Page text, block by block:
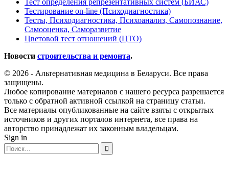
Тестирование on-line (Психодиагностика)
Тесты, Психодиагностика, Психоанализ, Самопознание,
Самооценка, Саморазвитие
Цветовой тест отношений (ЦТО)
Новости строительства и ремонта.
© 2026 - Альтернативная медицина в Беларуси. Все права
защищены.
Любое копирование материалов с нашего ресурса разрешается
только с обратной активной ссылкой на страницу статьи.
Все материалы опубликованные на сайте взяты с открытых
источников и других порталов интернета, все права на
авторство принадлежат их законным владельцам.
Sign in